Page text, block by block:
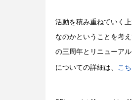
活動を積み重ねていく
なのかということを考
の三周年とリニューア
についての詳細は、 こ